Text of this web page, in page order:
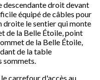
descendante droit devant
équipé de câbles pour
droite le sentier qui monte
de la Belle Étoile, point
de la Belle Étoile,
de la table
sommets.
carrefour d'accès au